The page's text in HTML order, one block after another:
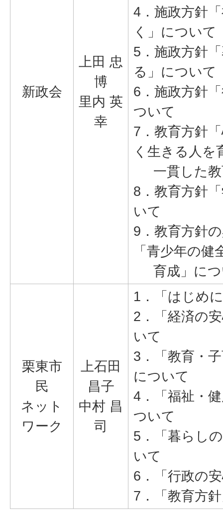
新政会
上田 忠
博
里内 英
幸
4．施政方針
く」について
5．施政方針
る」について
6．施政方針
ついて
7．教育方針
く生きる人を
一貫した教
8．教育方針
いて
9．教育方針
「青少年の健
育成」につ
栗東市
民
ネット
ワーク
上石田
昌子
中村 昌
司
1．「はじめ
2．「経済の
いて
3．「教育・
について
4．「福祉・
ついて
5．「暮らし
いて
6．「行政の
7．「教育方